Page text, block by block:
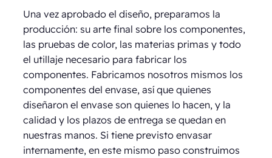
Una vez aprobado el diseño, preparamos la
producción: su arte final sobre los componentes,
las pruebas de color, las materias primas y todo
el utillaje necesario para fabricar los
componentes. Fabricamos nosotros mismos los
componentes del envase, así que quienes
diseñaron el envase son quienes lo hacen, y la
calidad y los plazos de entrega se quedan en
nuestras manos. Si tiene previsto envasar
internamente, en este mismo paso construimos